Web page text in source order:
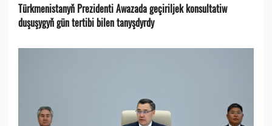
Türkmenistanyň Prezidenti Awazada geçiriljek konsultatiw
duşuşygyň gün tertibi bilen tanyşdyrdy